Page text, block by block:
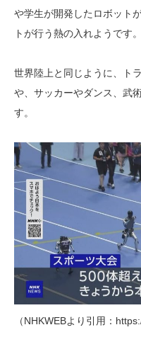
や学生が開発したロボット
トが行う熱の入れようです。
世界陸上と同じように、ト
や、サッカーやダンス、武
す。
（NHKWEBより引用：